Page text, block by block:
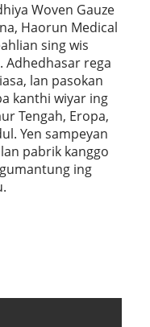
Woven Gauze
Haorun Medical
sing wis
Adhedhasar rega
lan pasokan
kanthi wiyar ing
Tengah, Eropa,
Yen sampeyan
pabrik kanggo
ing